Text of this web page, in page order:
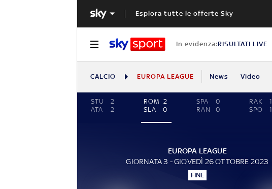
Esplora tutte le offerte Sky
In evidenza:RISULTATI LIVE
CALCIO EUROPA LEAGUE News Video
STU
2
ATA
2
ROM 2
SLA
0
SPA
0
RAN
0
RAK
1
SPO
1
EUROPA LEAGUE
GIORNATA 3 - GIOVEDÌ 26 OTTOBRE 2023
FINE